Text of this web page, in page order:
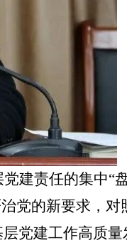
建责任的集中“
党的新要求，对
党建工作高质量